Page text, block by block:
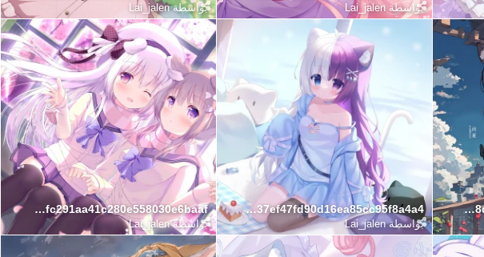
بواسطةLai_jalen بواسطةLai_jalen
382db7fc291aa41c280e558030e6baaf
بواسطةLai_jalen
64f8337ef47fd90d16ea85cc95f8a4a4
بواسطةLai_jalen
61c60338de46c9b15bb053bb25e287e9